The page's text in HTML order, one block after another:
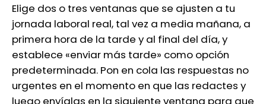
Elige dos o tres ventanas que se ajusten a tu
jornada laboral real, tal vez a media mañana, a
primera hora de la tarde y al final del día, y
establece «enviar más tarde» como opción
predeterminada. Pon en cola las respuestas no
urgentes en el momento en que las redactes y
luego envíalas en la siguiente ventana para que